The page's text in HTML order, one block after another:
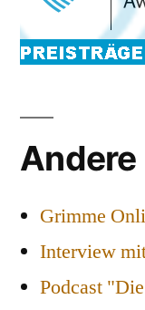
Grimme
Interview
Podcast